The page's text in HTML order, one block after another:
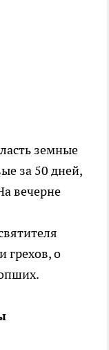
земные
за 50 дней,
вечерне
грехов, о